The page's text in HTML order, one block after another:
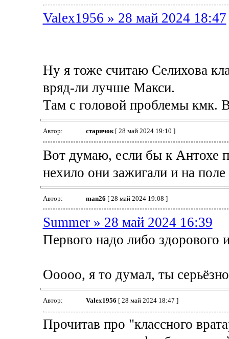
Valex1956 » 28 май 2024 18:47
Ну я тоже считаю Селихова
вряд-ли лучше Макси.
Там с головой проблемы кмк.
Автор: старичок[ 28 май 2024 19:10 ]
Вот думаю, если бы к Антохе
нехило они зажигали и на поле
Автор: man26 [ 28 май 2024 19:08 ]
Summer » 28 май 2024 16:39
Первого надо либо здорового
Ооооо, я то думал, ты
Автор: Valex1956 [ 28 май 2024 18:47 ]
Прочитав про "классного